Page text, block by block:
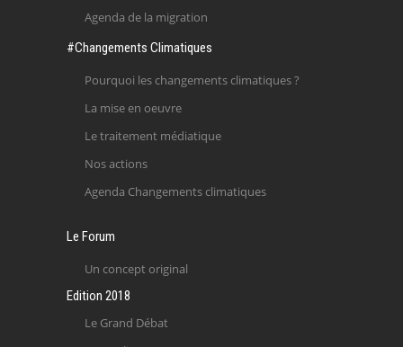
Agenda de la migration
#Changements Climatiques
Pourquoi les changements climatiques ?
La mise en oeuvre
Le traitement médiatique
Nos actions
Agenda Changements climatiques
Le Forum
Un concept original
Edition 2018
Le Grand Débat